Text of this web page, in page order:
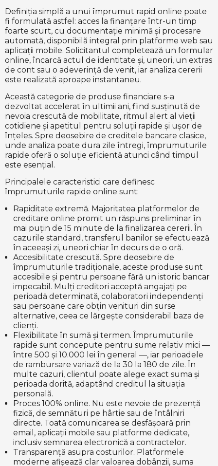
Definiția simplă a unui împrumut rapid online poate
fi formulată astfel: acces la finanțare într-un timp
foarte scurt, cu documentație minimă și procesare
automată, disponibilă integral prin platforme web sau
aplicații mobile. Solicitantul completează un formular
online, încarcă actul de identitate și, uneori, un extras
de cont sau o adeverință de venit, iar analiza cererii
este realizată aproape instantaneu.
Această categorie de produse financiare s-a
dezvoltat accelerat în ultimii ani, fiind susținută de
nevoia crescută de mobilitate, ritmul alert al vieții
cotidiene și apetitul pentru soluții rapide și ușor de
înțeles. Spre deosebire de creditele bancare clasice,
unde analiza poate dura zile întregi, împrumuturile
rapide oferă o soluție eficientă atunci când timpul
este esențial.
Principalele caracteristici care definesc
împrumuturile rapide online sunt:
Rapiditate extremă. Majoritatea platformelor de
creditare online promit un răspuns preliminar în
mai puțin de 15 minute de la finalizarea cererii. În
cazurile standard, transferul banilor se efectuează
în aceeași zi, uneori chiar în decurs de o oră.
Accesibilitate crescută. Spre deosebire de
împrumuturile tradiționale, aceste produse sunt
accesibile și pentru persoane fără un istoric bancar
impecabil. Mulți creditori acceptă angajați pe
perioadă determinată, colaboratori independenți
sau persoane care obțin venituri din surse
alternative, ceea ce lărgește considerabil baza de
clienți.
Flexibilitate în sumă și termen. Împrumuturile
rapide sunt concepute pentru sume relativ mici —
între 500 și 10.000 lei în general —, iar perioadele
de rambursare variază de la 30 la 180 de zile. În
multe cazuri, clientul poate alege exact suma și
perioada dorită, adaptând creditul la situația
personală.
Proces 100% online. Nu este nevoie de prezență
fizică, de semnături pe hârtie sau de întâlniri
directe. Toată comunicarea se desfășoară prin
email, aplicații mobile sau platforme dedicate,
inclusiv semnarea electronică a contractelor.
Transparență asupra costurilor. Platformele
moderne afișează clar valoarea dobânzii, suma